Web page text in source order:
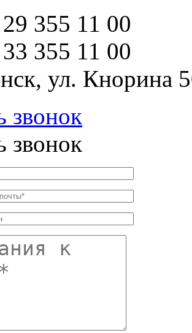
355 11 00
355 11 00
ул. Кнорина
звонок
звонок